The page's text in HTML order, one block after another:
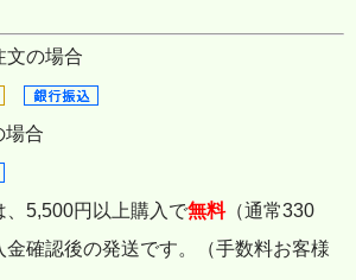
文の場合
場合
、5,500円以上購入で無料（通常330
金確認後の発送です。（手数料お客様